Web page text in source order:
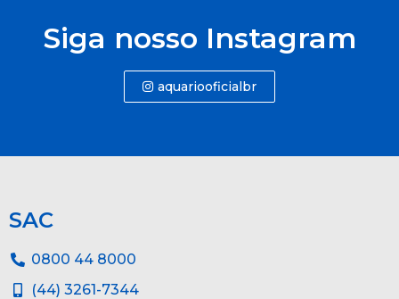
Siga nosso Instagram
aquariooficialbr
SAC
0800 44 8000
(44) 3261-7344